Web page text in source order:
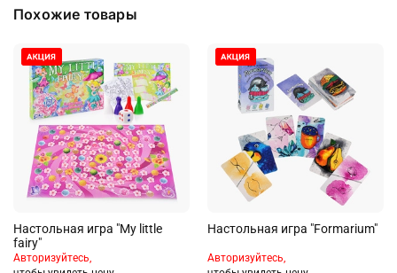
Похожие товары
Настольная игра "My little
fairy"
Авторизуйтесь,
Настольная игра "Formarium"
Авторизуйтесь,